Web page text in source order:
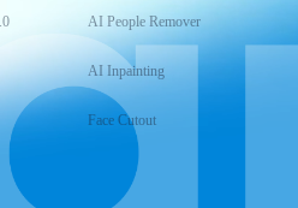
AI People Remover
AI Inpainting
Face Cutout